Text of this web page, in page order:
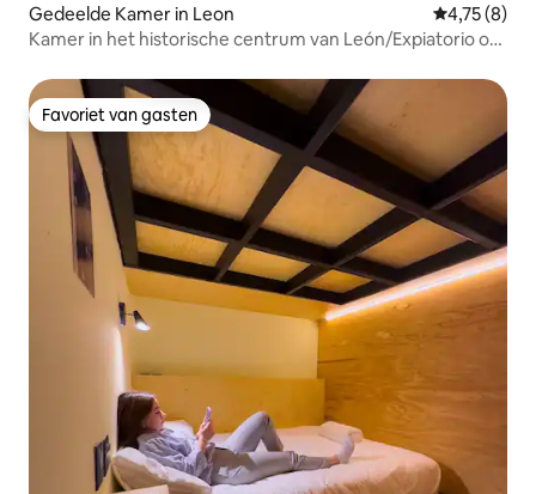
Gedeelde Kamer in Leon
4,75 (8)
Kamer in het historische centrum van León/Expiatorio op
Favoriet van gasten
Favoriet van gasten